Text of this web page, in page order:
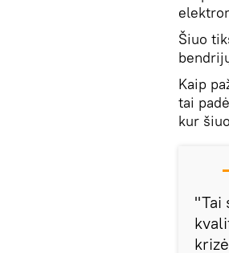
Šiuo
Kaip
tai
kur
"Tai